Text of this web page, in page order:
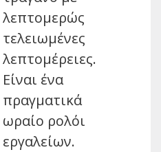
λεπτομερώς
τελειωμένες
λεπτομέρειες.
Είναι ένα
πραγματικά
ωραίο ρολόι
εργαλείων.